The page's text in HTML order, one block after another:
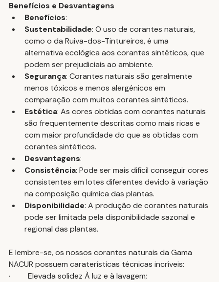
Benefícios e Desvantagens
Benefícios:
Sustentabilidade: O uso de corantes naturais,
como o da Ruiva-dos-Tintureiros, é uma
alternativa ecológica aos corantes sintéticos, que
podem ser prejudiciais ao ambiente.
Segurança: Corantes naturais são geralmente
menos tóxicos e menos alergénicos em
comparação com muitos corantes sintéticos.
Estética: As cores obtidas com corantes naturais
são frequentemente descritas como mais ricas e
com maior profundidade do que as obtidas com
corantes sintéticos.
Desvantagens:
Consistência: Pode ser mais difícil conseguir cores
consistentes em lotes diferentes devido à variação
na composição química das plantas.
Disponibilidade: A produção de corantes naturais
pode ser limitada pela disponibilidade sazonal e
regional das plantas.
E lembre-se, os nossos corantes naturais da Gama
NACUR possuem caraterísticas técnicas incríveis:
·         Elevada solidez À luz e à lavagem;